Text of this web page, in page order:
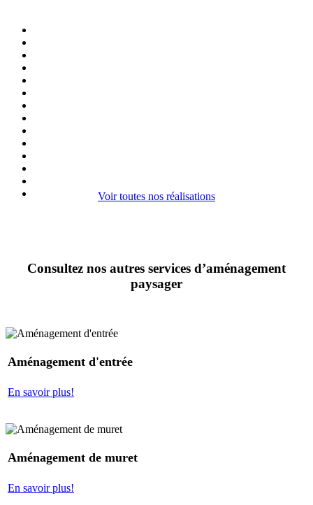
Voir toutes nos réalisations
Consultez nos autres services d’aménagement
paysager
Aménagement d'entrée
En savoir plus!
Aménagement de muret
En savoir plus!